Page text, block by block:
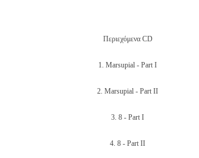
Περιεχόμενα CD
1. Marsupial - Part I
2. Marsupial - Part II
3. 8 - Part I
4. 8 - Part II